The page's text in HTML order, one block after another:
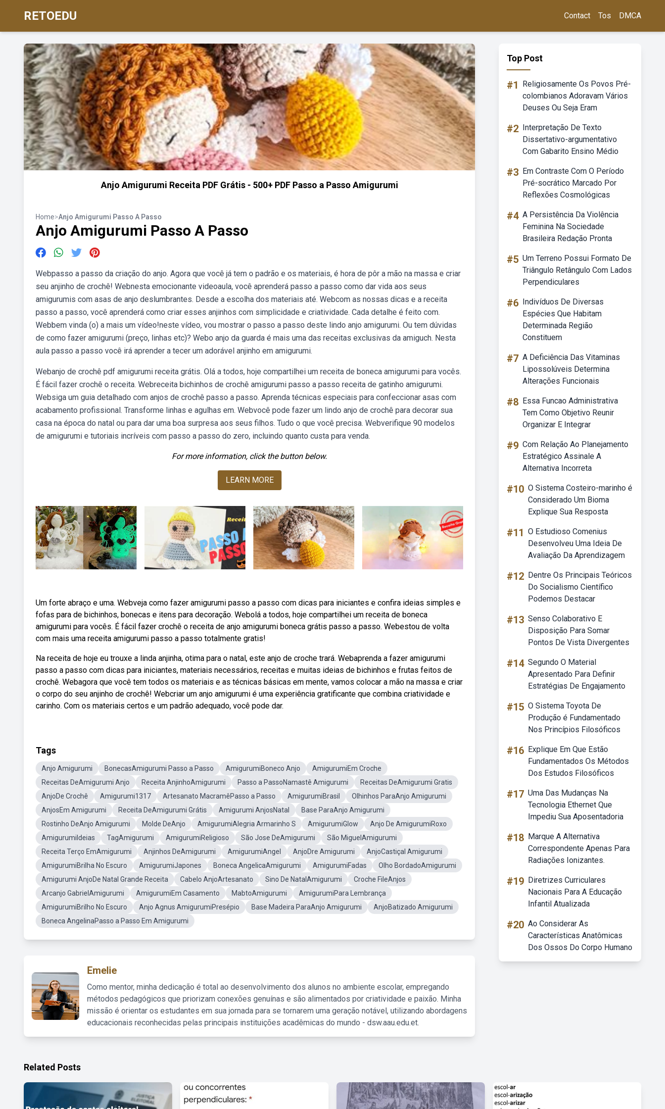
RETOEDU Contact Tos DMCA
Anjo Amigurumi Receita PDF Grátis - 500+ PDF Passo a Passo Amigurumi
Home>Anjo Amigurumi Passo A Passo
Anjo Amigurumi Passo A Passo
Webpasso a passo da criação do anjo. Agora que você já tem o padrão e os materiais, é hora de pôr a mão na massa e criar
seu anjinho de crochê! Webnesta emocionante videoaula, você aprenderá passo a passo como dar vida aos seus
amigurumis com asas de anjo deslumbrantes. Desde a escolha dos materiais até. Webcom as nossas dicas e a receita
passo a passo, você aprenderá como criar esses anjinhos com simplicidade e criatividade. Cada detalhe é feito com.
Webbem vinda (o) a mais um vídeo!neste vídeo, vou mostrar o passo a passo deste lindo anjo amigurumi. Ou tem dúvidas
de como fazer amigurumi (preço, linhas etc)? Webo anjo da guarda é mais uma das receitas exclusivas da amiguch. Nesta
aula passo a passo você irá aprender a tecer um adorável anjinho em amigurumi.
Webanjo de crochê pdf amigurumi receita grátis. Olá a todos, hoje compartilhei um receita de boneca amigurumi para vocês.
É fácil fazer crochê o receita. Webreceita bichinhos de crochê amigurumi passo a passo receita de gatinho amigurumi.
Websiga um guia detalhado com anjos de crochê passo a passo. Aprenda técnicas especiais para confeccionar asas com
acabamento profissional. Transforme linhas e agulhas em. Webvocê pode fazer um lindo anjo de crochê para decorar sua
casa na época do natal ou para dar uma boa surpresa aos seus filhos. Tudo o que você precisa. Webverifique 90 modelos
de amigurumi e tutoriais incríveis com passo a passo do zero, incluindo quanto custa para venda.
For more information, click the button below.
LEARN MORE
Um forte abraço e uma. Webveja como fazer amigurumi passo a passo com dicas para iniciantes e confira ideias simples e
fofas para de bichinhos, bonecas e itens para decoração. Webolá a todos, hoje compartilhei um receita de boneca
amigurumi para vocês. É fácil fazer crochê o receita de anjo amigurumi boneca grátis passo a passo. Webestou de volta
com mais uma receita amigurumi passo a passo totalmente gratis!
Na receita de hoje eu trouxe a linda anjinha, otima para o natal, este anjo de croche trará. Webaprenda a fazer amigurumi
passo a passo com dicas para iniciantes, materiais necessários, receitas e muitas ideias de bichinhos e frutas feitos de
crochê. Webagora que você tem todos os materiais e as técnicas básicas em mente, vamos colocar a mão na massa e criar
o corpo do seu anjinho de crochê! Webcriar um anjo amigurumi é uma experiência gratificante que combina criatividade e
carinho. Com os materiais certos e um padrão adequado, você pode dar.
Tags
Anjo Amigurumi BonecasAmigurumi Passo a Passo AmigurumiBoneco Anjo
AmigurumiEm Croche
Receitas DeAmigurumi Anjo
Receita AnjinhoAmigurumi Passo a PassoNamastê Amigurumi
Receitas DeAmigurumi Gratis
AnjoDe Crochê
Amigurumi1317 Artesanato MacramêPasso a Passo AmigurumiBrasil
Olhinhos ParaAnjo Amigurumi
AnjosEm Amigurumi
Receita DeAmigurumi Grátis Amigurumi AnjosNatal
Base ParaAnjo Amigurumi
Rostinho DeAnjo Amigurumi
Molde DeAnjo AmigurumiAlegria Armarinho S AmigurumiGlow
Anjo De AmigurumiRoxo
AmigurumiIdeias
TagAmigurumi AmigurumiReligioso São Jose DeAmigurumi
São MiguelAmigurumi
Receita Terço EmAmigurumi
Anjinhos DeAmigurumi AmigurumiAngel AnjoDre Amigurumi
AnjoCastiçal Amigurumi
AmigurumiBrilha No Escuro
AmigurumiJapones Boneca AngelicaAmigurumi AmigurumiFadas
Olho BordadoAmigurumi
Amigurumi AnjoDe Natal Grande Receita
Cabelo AnjoArtesanato Sino De NatalAmigurumi
Croche FileAnjos
Arcanjo GabrielAmigurumi
AmigurumiEm Casamento MabtoAmigurumi
AmigurumiPara Lembrança
AmigurumiBrilho No Escuro
Anjo Agnus AmigurumiPresépio Base Madeira ParaAnjo Amigurumi
AnjoBatizado Amigurumi
Boneca AngelinaPasso a Passo Em Amigurumi
Emelie
Como mentor, minha dedicação é total ao desenvolvimento dos alunos no ambiente escolar, empregando
métodos pedagógicos que priorizam conexões genuínas e são alimentados por criatividade e paixão. Minha
missão é orientar os estudantes em sua jornada para se tornarem uma geração notável, utilizando abordagens
educacionais reconhecidas pelas principais instituições acadêmicas do mundo - dsw.aau.edu.et.
Top Post
#1
Religiosamente Os Povos Pré-
colombianos Adoravam Vários
Deuses Ou Seja Eram
#2 Interpretação De Texto
Dissertativo-argumentativo
Com Gabarito Ensino Médio
#3 Em Contraste Com O Período
Pré-socrático Marcado Por
Reflexões Cosmológicas
#4 A Persistência Da Violência
Feminina Na Sociedade
Brasileira Redação Pronta
#5 Um Terreno Possui Formato De
Triângulo Retângulo Com Lados
Perpendiculares
#6 Indivíduos De Diversas
Espécies Que Habitam
Determinada Região
Constituem
#7 A Deficiência Das Vitaminas
Lipossolúveis Determina
Alterações Funcionais
#8 Essa Funcao Administrativa
Tem Como Objetivo Reunir
Organizar E Integrar
#9 Com Relação Ao Planejamento
Estratégico Assinale A
Alternativa Incorreta
#10 O Sistema Costeiro-marinho é
Considerado Um Bioma
Explique Sua Resposta
#11 O Estudioso Comenius
Desenvolveu Uma Ideia De
Avaliação Da Aprendizagem
#12 Dentre Os Principais Teóricos
Do Socialismo Científico
Podemos Destacar
#13 Senso Colaborativo E
Disposição Para Somar
Pontos De Vista Divergentes
#14 Segundo O Material
Apresentado Para Definir
Estratégias De Engajamento
#15 O Sistema Toyota De
Produção é Fundamentado
Nos Princípios Filosóficos
#16 Explique Em Que Estão
Fundamentados Os Métodos
Dos Estudos Filosóficos
#17 Uma Das Mudanças Na
Tecnologia Ethernet Que
Impediu Sua Aposentadoria
#18 Marque A Alternativa
Correspondente Apenas Para
Radiações Ionizantes.
#19 Diretrizes Curriculares
Nacionais Para A Educação
Infantil Atualizada
#20 Ao Considerar As
Características Anatômicas
Dos Ossos Do Corpo Humano
Related Posts